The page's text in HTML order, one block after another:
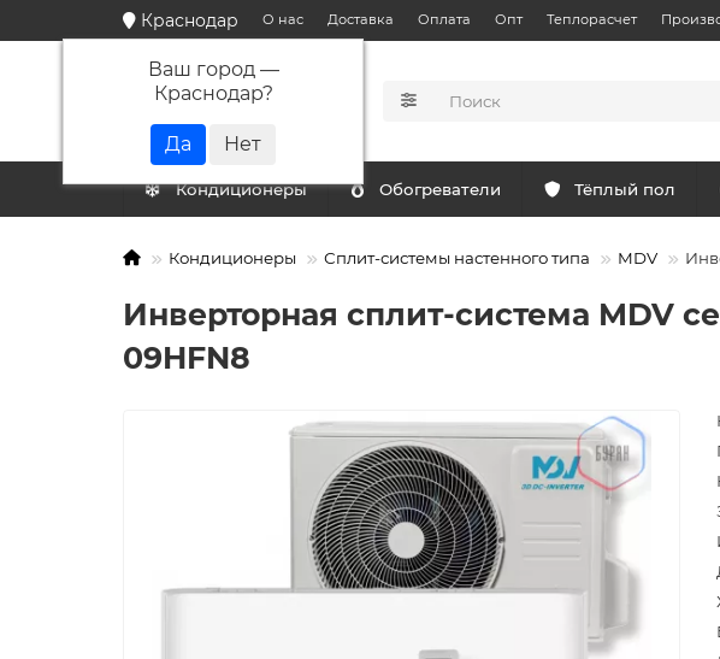
Краснодар
Ваш город —
Краснодар?
О нас Доставка Оплата Опт Теплорасчет
КАТАЛОГ
Кондиционеры Обогреватели Тёплый пол
Кондиционеры Сплит-системы настенного типа MDV
Инверторная сплит-система MDV
09HFN8